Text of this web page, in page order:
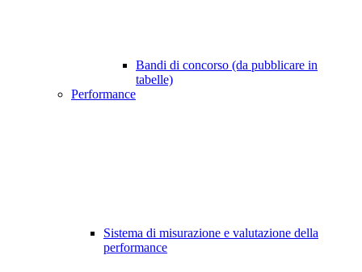
Bandi di concorso (da pubblicare in
tabelle)
Performance
Sistema di misurazione e valutazione della
performance